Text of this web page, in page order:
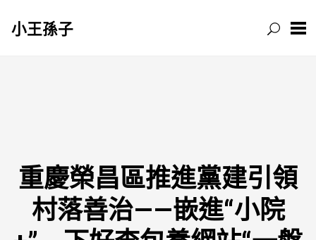
小王孫子
重慶榮昌區推進黨建引領
村落善治——嵌進“小院